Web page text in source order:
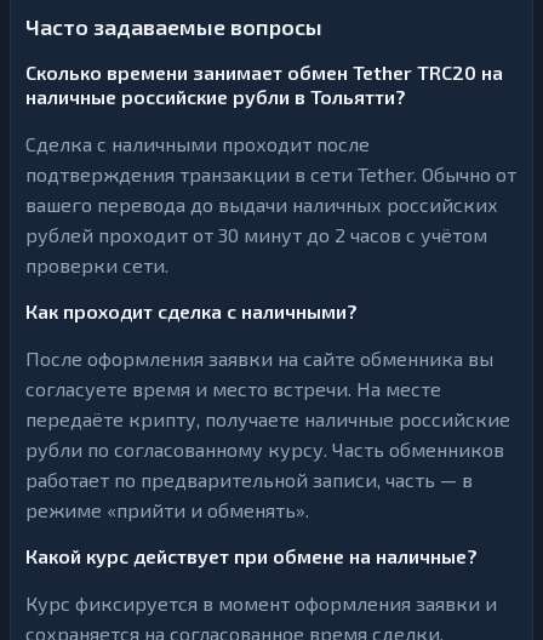
Часто задаваемые вопросы
Сколько времени занимает обмен Tether TRC20 на
наличные российские рубли в Тольятти?
Сделка с наличными проходит после
подтверждения транзакции в сети Tether. Обычно от
вашего перевода до выдачи наличных российских
рублей проходит от 30 минут до 2 часов с учётом
проверки сети.
Как проходит сделка с наличными?
После оформления заявки на сайте обменника вы
согласуете время и место встречи. На месте
передаёте крипту, получаете наличные российские
рубли по согласованному курсу. Часть обменников
работает по предварительной записи, часть — в
режиме «прийти и обменять».
Какой курс действует при обмене на наличные?
Курс фиксируется в момент оформления заявки и
сохраняется на согласованное время сделки.